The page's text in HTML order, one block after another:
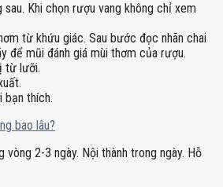
sau. Khi chọn rượu vang không chỉ xem
từ khứu giác. Sau bước đọc nhãn chai
để mũi đánh giá mùi thơm của rượu.
từ lưỡi.
bạn thích.
bao lâu?
vòng 2-3 ngày. Nội thành trong ngày. Hỗ